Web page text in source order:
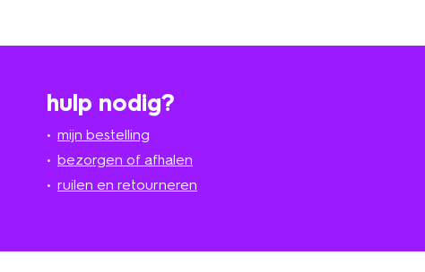
hulp nodig?
mijn bestelling
bezorgen of afhalen
ruilen en retourneren